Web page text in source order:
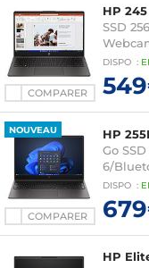
COMPARER
HP 245
SSD
DISPO :
NOUVEAU
COMPARER
HP
Go
6/
DISPO :
HP